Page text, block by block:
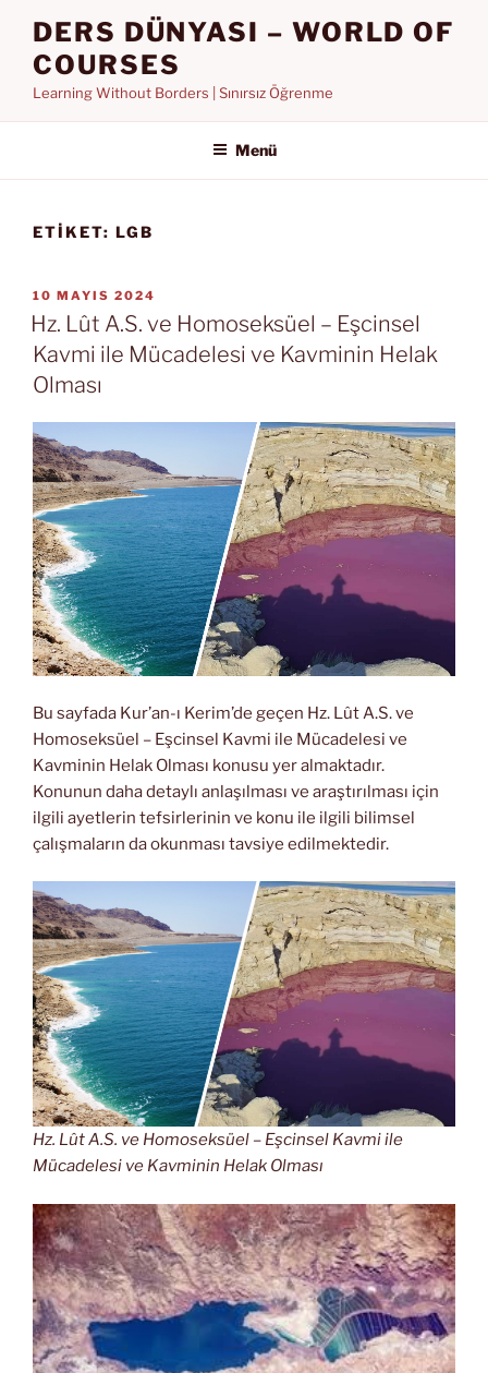
DERS DÜNYASI – WORLD OF
COURSES
Learning Without Borders | Sınırsız Öğrenme
Menü
ETIKET: LGB
YAYIM
TARIHI
10 MAYIS 2024
Hz. Lût A.S. ve Homoseksüel – Eşcinsel
Kavmi ile Mücadelesi ve Kavminin Helak
Olması
Bu sayfada Kur’an-ı Kerim’de geçen Hz. Lût A.S. ve
Homoseksüel – Eşcinsel Kavmi ile Mücadelesi ve
Kavminin Helak Olması konusu yer almaktadır.
Konunun daha detaylı anlaşılması ve araştırılması için
ilgili ayetlerin tefsirlerinin ve konu ile ilgili bilimsel
çalışmaların da okunması tavsiye edilmektedir.
Hz. Lût A.S. ve Homoseksüel – Eşcinsel Kavmi ile
Mücadelesi ve Kavminin Helak Olması